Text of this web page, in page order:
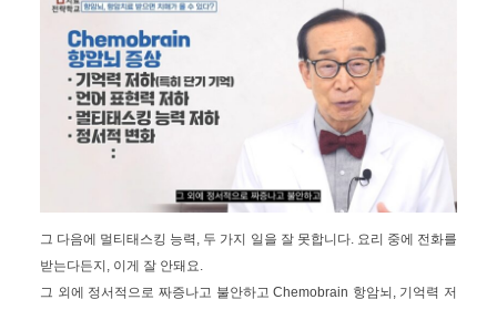
그 다음에 멀티태스킹 능력, 두 가지 일을 잘 못합니다. 요리 중에 전화를
받는다든지, 이게 잘 안돼요.
그 외에 정서적으로 짜증나고 불안하고 Chemobrain 항암뇌, 기억력 저